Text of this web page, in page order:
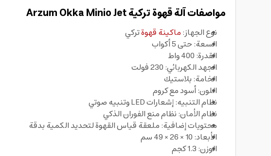
مواصفات آلة قهوة تركية Arzum Okka Minio Jet
نوع الجهاز:ماكينة قهوةتركي
السعة: حتى 5 أكواب
القدرة: 400 واط
الجهد الكهربائي: 230 فولت
الخامة: بلاستيك
اللون: أسود مع كروم
نظام التنبيه: إشعارات LED وتنبيه صوتي
نظام الأمان: نظام منع الفوران الذكي
محتويات إضافية: ملعقة قياس القهوة لتحديد الكمية بدقة
الأبعاد: 10 × 26 × 49 سم
الوزن: 1.3 كجم